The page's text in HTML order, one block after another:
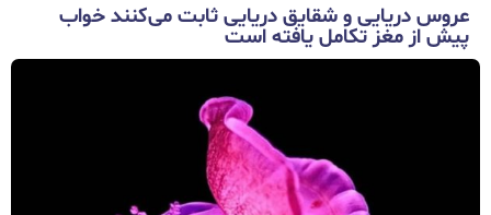
عروس دریایی و شقایق دریایی ثابت می‌کنند خواب
پیش از مغز تکامل یافته است